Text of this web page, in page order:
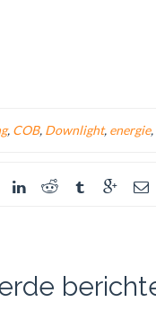
, COB, Downlight, energie,